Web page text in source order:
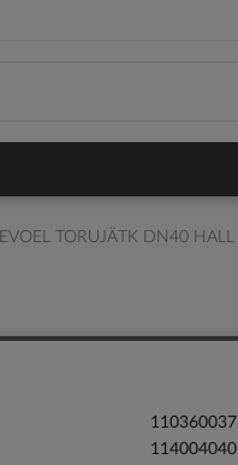
EVOEL TORUJÄTK DN40 HALL
110360037
114004040